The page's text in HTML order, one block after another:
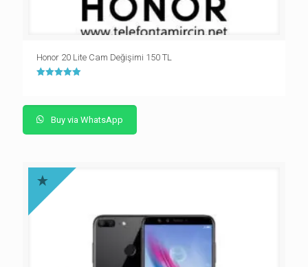
Honor 20 Lite Cam Değişimi 150 TL
Buy via WhatsApp